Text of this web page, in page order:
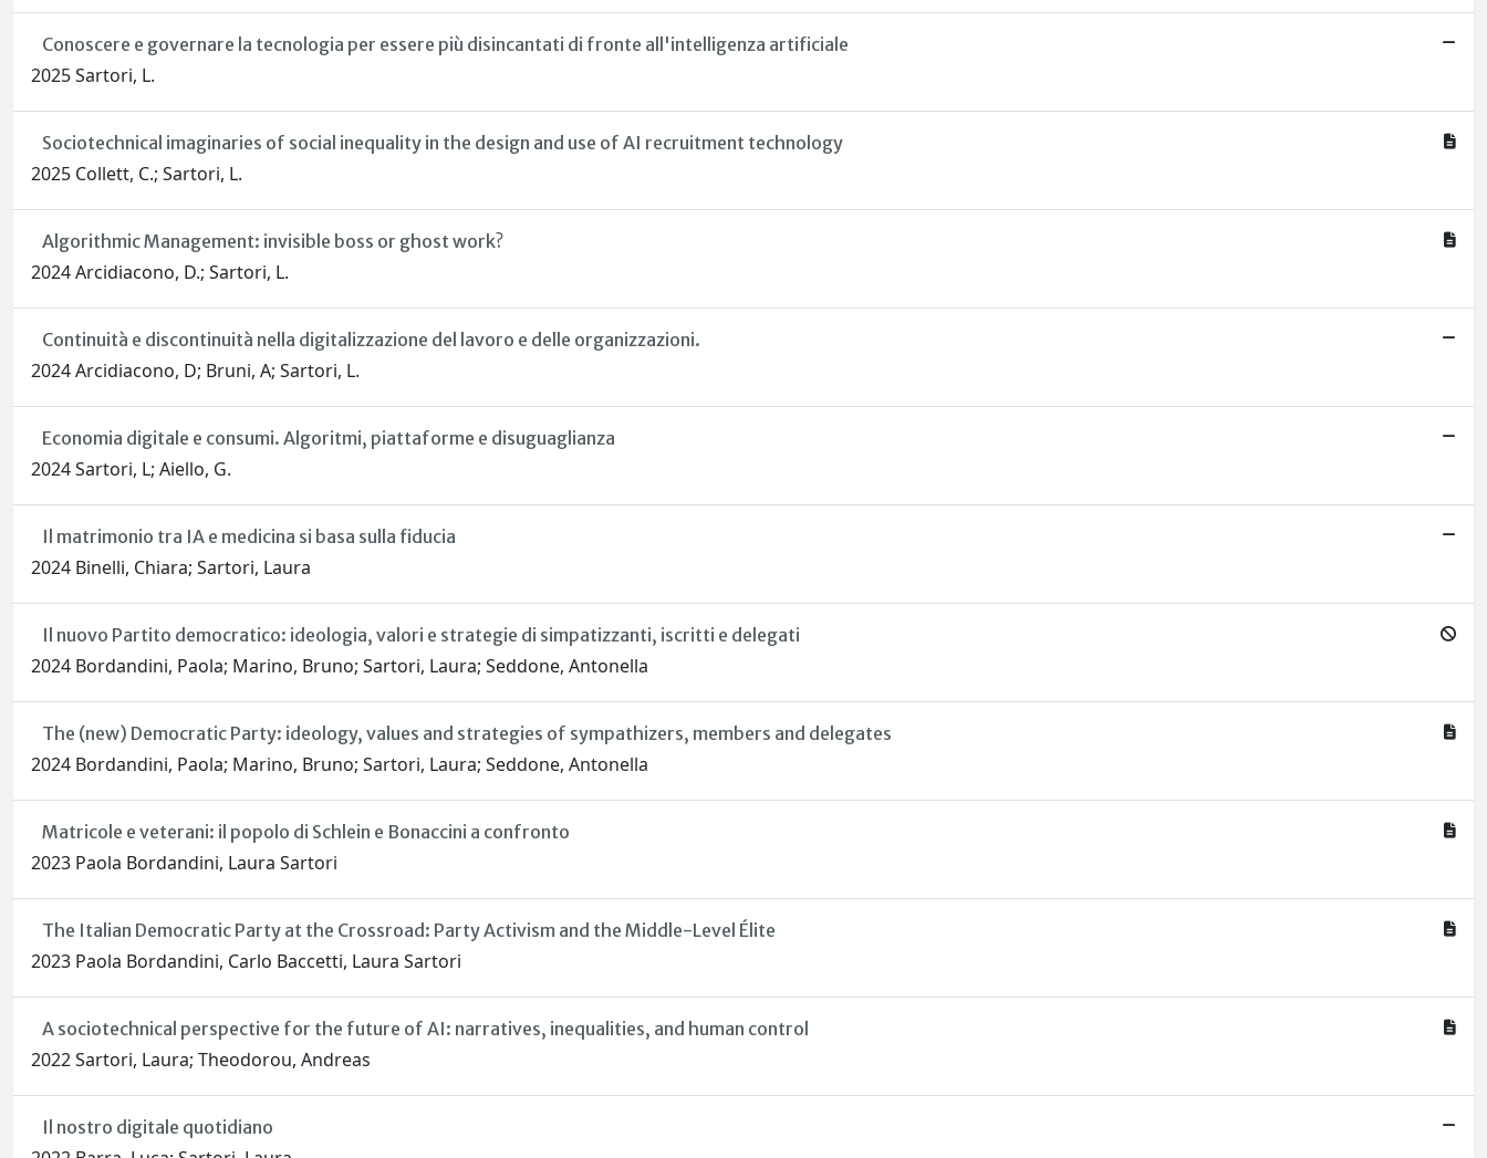
Conoscere e governare la tecnologia per essere più disincantati di fronte all'intelligenza artificiale
2025 Sartori, L.
Sociotechnical imaginaries of social inequality in the design and use of AI recruitment technology
2025 Collett, C.; Sartori, L.
Algorithmic Management: invisible boss or ghost work?
2024 Arcidiacono, D.; Sartori, L.
Continuità e discontinuità nella digitalizzazione del lavoro e delle organizzazioni.
2024 Arcidiacono, D; Bruni, A; Sartori, L.
Economia digitale e consumi. Algoritmi, piattaforme e disuguaglianza
2024 Sartori, L; Aiello, G.
Il matrimonio tra IA e medicina si basa sulla fiducia
2024 Binelli, Chiara; Sartori, Laura
Il nuovo Partito democratico: ideologia, valori e strategie di simpatizzanti, iscritti e delegati
2024 Bordandini, Paola; Marino, Bruno; Sartori, Laura; Seddone, Antonella
The (new) Democratic Party: ideology, values and strategies of sympathizers, members and delegates
2024 Bordandini, Paola; Marino, Bruno; Sartori, Laura; Seddone, Antonella
Matricole e veterani: il popolo di Schlein e Bonaccini a confronto
2023 Paola Bordandini, Laura Sartori
The Italian Democratic Party at the Crossroad: Party Activism and the Middle-Level Élite
2023 Paola Bordandini, Carlo Baccetti, Laura Sartori
A sociotechnical perspective for the future of AI: narratives, inequalities, and human control
2022 Sartori, Laura; Theodorou, Andreas
Il nostro digitale quotidiano